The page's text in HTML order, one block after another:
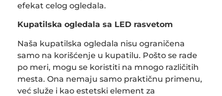
efekat celog ogledala.
Kupatilska ogledala sa LED rasvetom
Naša kupatilska ogledala nisu ograničena
samo na korišćenje u kupatilu. Pošto se rade
po meri, mogu se koristiti na mnogo različitih
mesta. Ona nemaju samo praktičnu primenu,
već služe i kao estetski element za